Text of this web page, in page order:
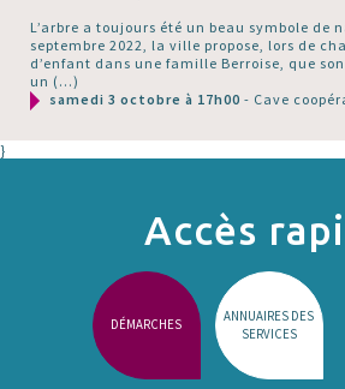
L’arbre a toujours été un beau symbole de
septembre 2022, la ville propose, lors de
d’enfant dans une famille Berroise, que
un (…)
samedi 3 octobre à 17h00 - Cave
}
Accès
DÉMARCHES
ANNUAIRES DES
SERVICES